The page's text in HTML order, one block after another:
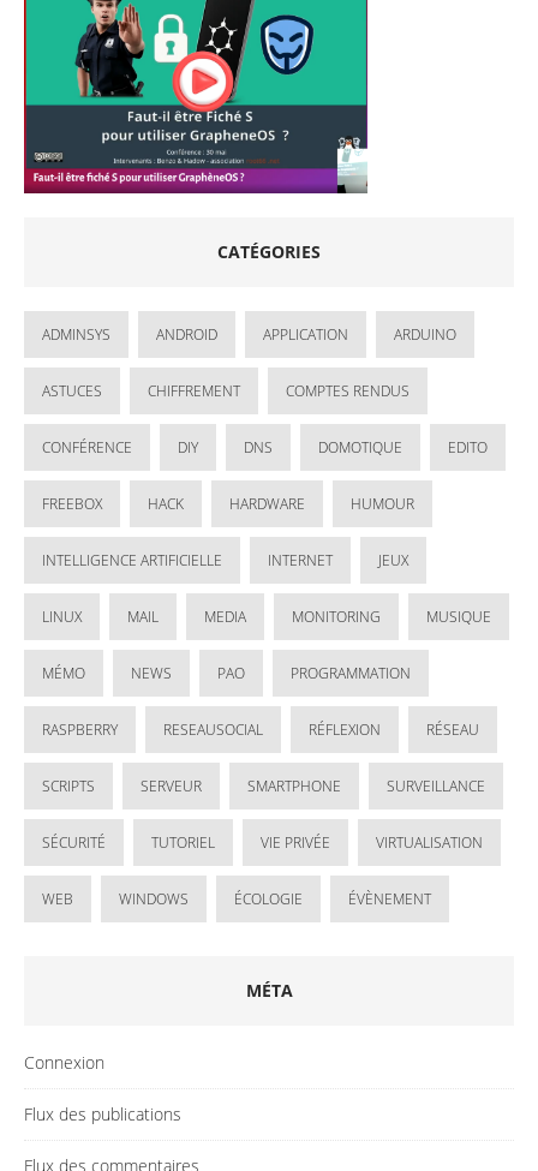
CATÉGORIES
ADMINSYS ANDROID APPLICATION ARDUINO
ASTUCES CHIFFREMENT COMPTES RENDUS
CONFÉRENCE DIY DNS DOMOTIQUE EDITO
FREEBOX HACK HARDWARE HUMOUR
INTELLIGENCE ARTIFICIELLE INTERNET JEUX
LINUX MAIL MEDIA MONITORING MUSIQUE
MÉMO NEWS PAO PROGRAMMATION
RASPBERRY RESEAUSOCIAL RÉFLEXION RÉSEAU
SCRIPTS SERVEUR SMARTPHONE SURVEILLANCE
SÉCURITÉ TUTORIEL VIE PRIVÉE VIRTUALISATION
WEB WINDOWS ÉCOLOGIE ÉVÈNEMENT
MÉTA
Connexion
Flux des publications
Flux des commentaires